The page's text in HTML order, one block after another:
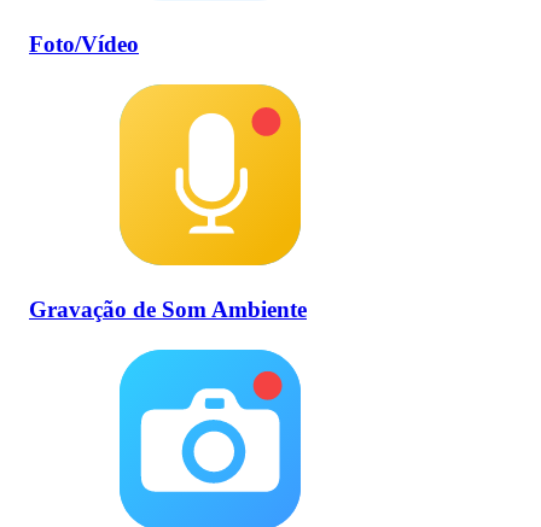
Foto/Vídeo
Gravação de Som Ambiente